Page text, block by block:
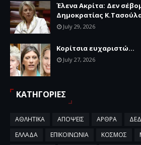
Έλενα Ακρίτα: Δεν
Δημοκρατίας
July 29, 2026
Κορίτσια ευχαριστώ...
July 27, 2026
ΚΑΤΗΓΟΡΙΕΣ
ΑΘΛΗΤΙΚΑ ΑΠΟΨΕΙΣ ΑΡΘΡΑ
ΕΛΛΑΔΑ
ΕΠΙΚΟΙΝΩΝΙΑ ΚΟΣΜΟΣ